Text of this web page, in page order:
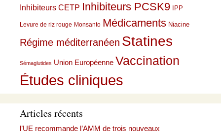
Inhibiteurs CETP Inhibiteurs PCSK9 IPP
Levure de riz rouge Monsanto Médicaments Niacine
Régime méditerranéen Statines
Sémaglutides Union Européenne Vaccination
Études cliniques
Articles récents
l’UE recommande l’AMM de trois nouveaux